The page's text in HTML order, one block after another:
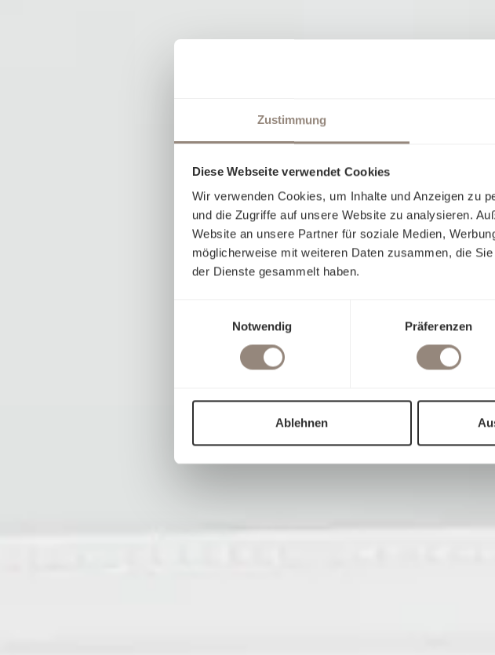
Zustimmung
Diese Webseite verwendet Cookies
Wir verwenden Cookies, um Inhalte und Anzeigen zu
und die Zugriffe auf unsere Website zu analysieren.
Website an unsere Partner für soziale Medien,
möglicherweise mit weiteren Daten zusammen, die
der Dienste gesammelt haben.
Notwendig
Präferenzen
Ablehnen